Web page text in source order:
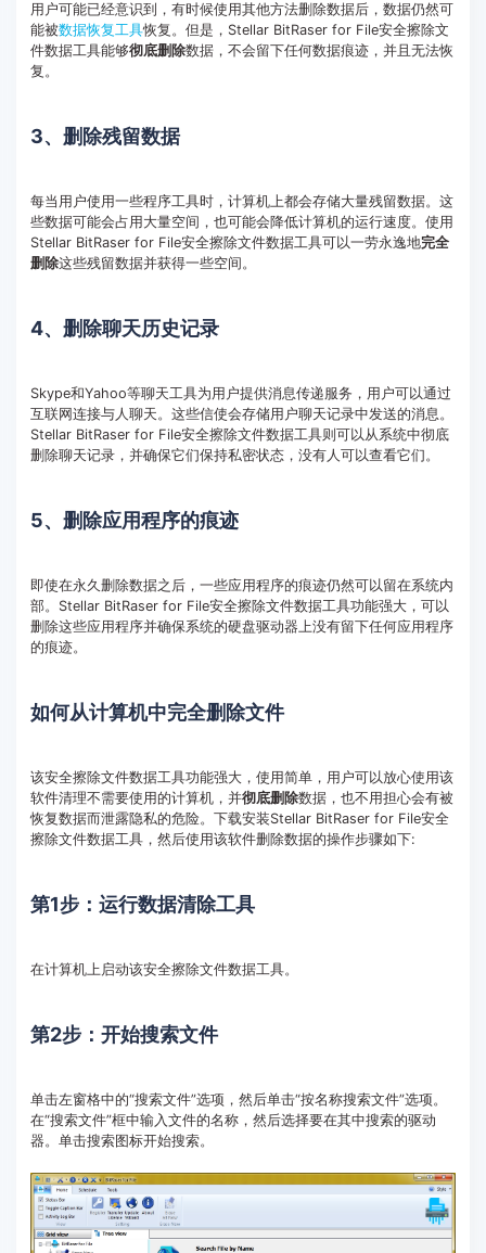
用户可能已经意识到，有时候使用其他方法删除数据后，数据仍然可
能被数据恢复工具恢复。但是，Stellar BitRaser for File安全擦除文
件数据工具能够彻底删除数据，不会留下任何数据痕迹，并且无法恢
复。
3、删除残留数据
每当用户使用一些程序工具时，计算机上都会存储大量残留数据。这
些数据可能会占用大量空间，也可能会降低计算机的运行速度。使用
Stellar BitRaser for File安全擦除文件数据工具可以一劳永逸地完全
删除这些残留数据并获得一些空间。
4、删除聊天历史记录
Skype和Yahoo等聊天工具为用户提供消息传递服务，用户可以通过
互联网连接与人聊天。这些信使会存储用户聊天记录中发送的消息。
Stellar BitRaser for File安全擦除文件数据工具则可以从系统中彻底
删除聊天记录，并确保它们保持私密状态，没有人可以查看它们。
5、删除应用程序的痕迹
即使在永久删除数据之后，一些应用程序的痕迹仍然可以留在系统内
部。Stellar BitRaser for File安全擦除文件数据工具功能强大，可以
删除这些应用程序并确保系统的硬盘驱动器上没有留下任何应用程序
的痕迹。
如何从计算机中完全删除文件
该安全擦除文件数据工具功能强大，使用简单，用户可以放心使用该
软件清理不需要使用的计算机，并彻底删除数据，也不用担心会有被
恢复数据而泄露隐私的危险。下载安装Stellar BitRaser for File安全
擦除文件数据工具，然后使用该软件删除数据的操作步骤如下:
第1步：运行数据清除工具
在计算机上启动该安全擦除文件数据工具。
第2步：开始搜索文件
单击左窗格中的“搜索文件”选项，然后单击“按名称搜索文件”选项。
在“搜索文件”框中输入文件的名称，然后选择要在其中搜索的驱动
器。单击搜索图标开始搜索。